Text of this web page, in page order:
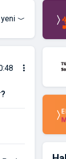
yeni